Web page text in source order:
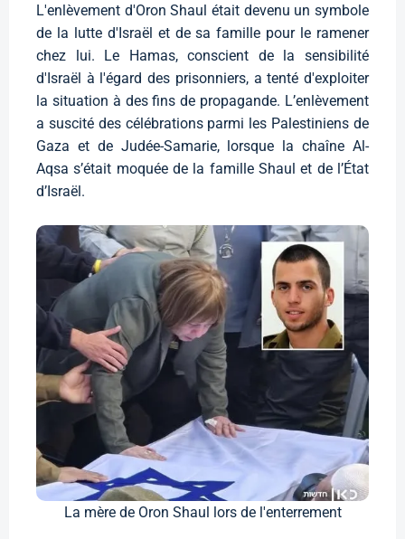
L'enlèvement d'Oron Shaul était devenu un symbole
de la lutte d'Israël et de sa famille pour le ramener
chez lui. Le Hamas, conscient de la sensibilité
d'Israël à l'égard des prisonniers, a tenté d'exploiter
la situation à des fins de propagande. L’enlèvement
a suscité des célébrations parmi les Palestiniens de
Gaza et de Judée-Samarie, lorsque la chaîne Al-
Aqsa s’était moquée de la famille Shaul et de l’État
d’Israël.
La mère de Oron Shaul lors de l'enterrement